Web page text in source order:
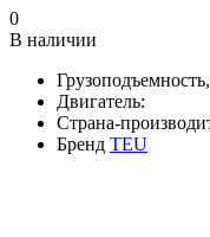
0
В наличии
Двигатель:
Страна-
Бренд TEU